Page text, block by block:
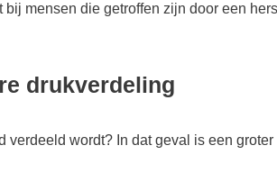
mensen die getroffen zijn door een
drukverdeling
verdeeld wordt? In dat geval is een